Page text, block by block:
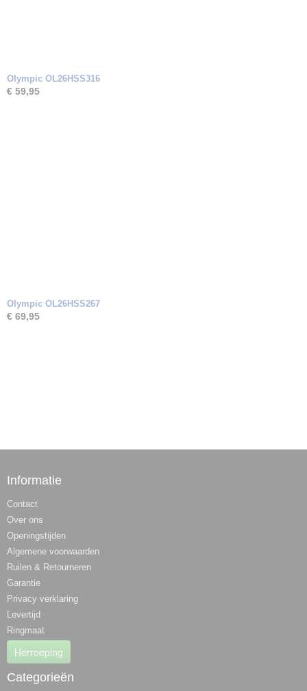
Olympic OL26HSS316
€ 59,95
Olympic OL26HSS267
€ 69,95
Informatie
Contact
Over ons
Openingstijden
Algemene voorwaarden
Ruilen & Retourneren
Garantie
Privacy verklaring
Levertijd
Ringmaat
Herroeping
Categorieën